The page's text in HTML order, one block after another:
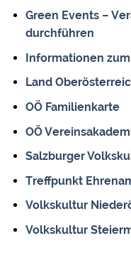
Green Events –
durchführen
Informationen
Land
OÖ Familienkarte
OÖ
Salzburger
Treffpunkt
Volkskultur
Volkskultur